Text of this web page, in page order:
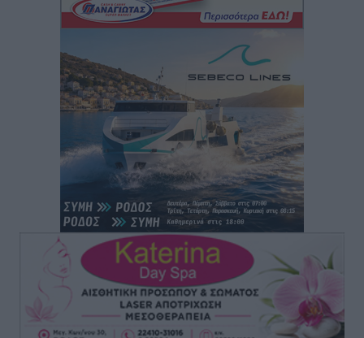
“Η Ευρώπη αντιμετώπιζε το προσφυγικό σαν ταινία
τρόμου” – Η συγκλονιστική μαρτυρία της Χαρούλας
Γιασιράνη στον RV για τα γεγονότα που οδήγησαν στο
Σύμφωνο της Λέρου
Τοπικές Ειδήσεις • πριν 9 ώρες
Συναυλία με τον Γιάννη Κότσιρα στις 21 Αυγούστου
Πολιτιστικά• πριν 9 ώρες
Έκτακτη συνεδρίαση της Δημοτικής Επιτροπής Ρόδου
αύριο Παρασκευή 7 Αυγούστου
Τοπικές Ειδήσεις• πριν 9 ώρες
ΑΕΡΑ: Δεν σταματάει να ενισχύεται, νέο απόκτημα ο
Μητρόπουλος
Αθλητικά πριν 9 ώρες